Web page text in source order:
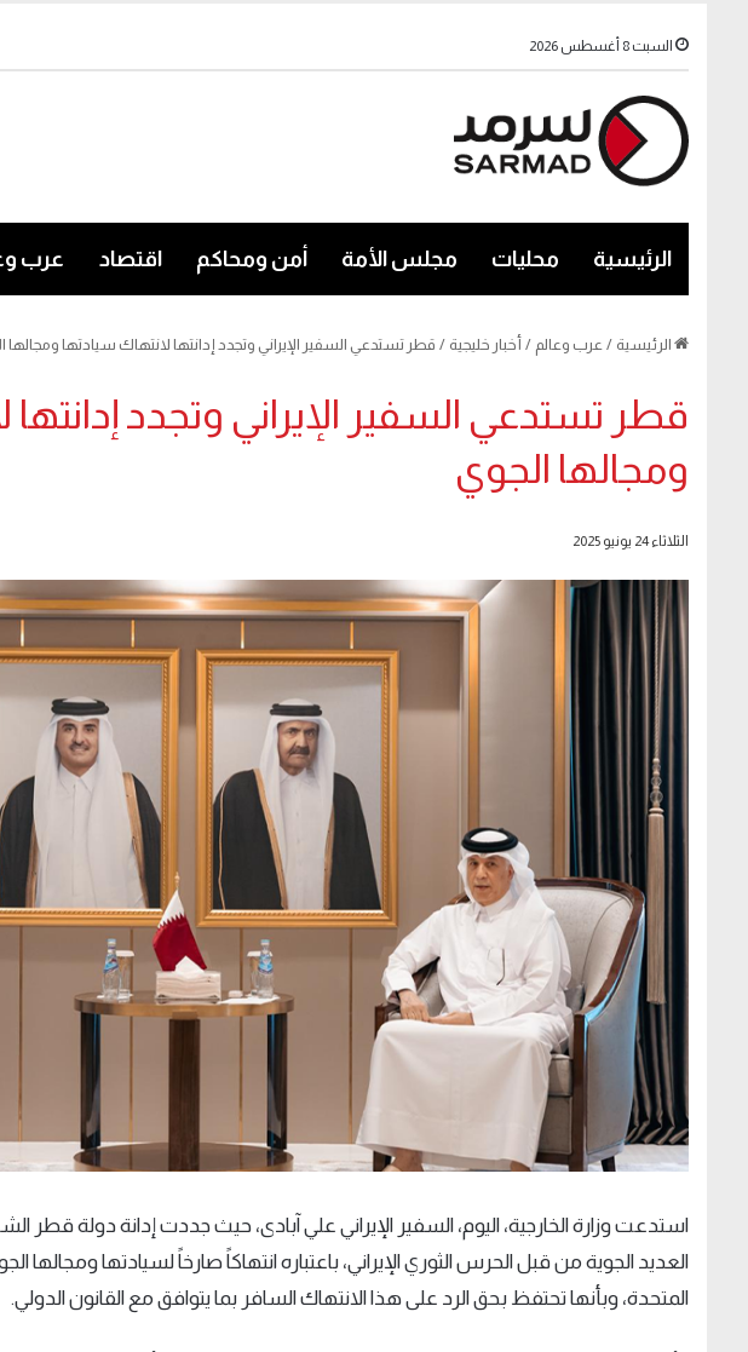
السبت 8 أغسطس 2026
الرئيسية محليات مجلس الأمة أمن ومحاكم اقتصاد عرب
الرئيسية / عرب وعالم / أخبار خليجية / قطر تستدعي السفير الإيراني وتجدد إدانتها لانتهاك سيادتها ومجالها
قطر تستدعي السفير الإيراني وتجدد إدانتها
ومجالها الجوي
الثلاثاء 24 يونيو 2025
استدعت وزارة الخارجية، اليوم، السفير الإيراني علي آبادى، حيث جددت إدانة دولة
العديد الجوية من قبل الحرس الثوري الإيراني، باعتباره انتهاكاً صارخاً لسيادتها ومجالها
المتحدة، وبأنها تحتفظ بحق الرد على هذا الانتهاك السافر بما يتوافق مع القانون الدولي.